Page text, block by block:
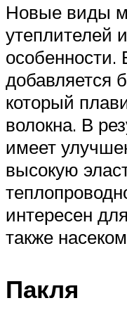
Новые виды
утеплителей
особенности.
добавляется
который
волокна. В
имеет
высокую
интересен
также
Пакля